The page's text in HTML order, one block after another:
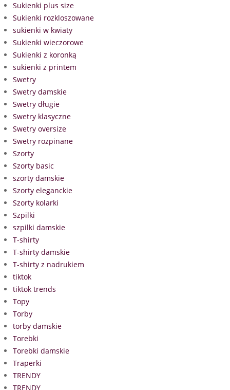
Sukienki plus size
Sukienki rozkloszowane
sukienki w kwiaty
Sukienki wieczorowe
Sukienki z koronką
sukienki z printem
Swetry
Swetry damskie
Swetry długie
Swetry klasyczne
Swetry oversize
Swetry rozpinane
Szorty
Szorty basic
szorty damskie
Szorty eleganckie
Szorty kolarki
Szpilki
szpilki damskie
T-shirty
T-shirty damskie
T-shirty z nadrukiem
tiktok
tiktok trends
Topy
Torby
torby damskie
Torebki
Torebki damskie
Traperki
TRENDY
TRENDY